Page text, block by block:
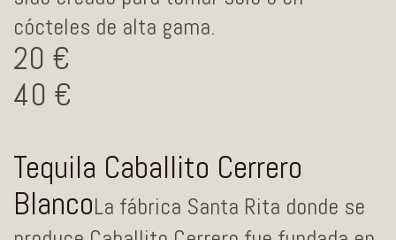
cócteles de alta gama.
20
40
Tequila Caballito Cerrero
BlancoLa fábrica Santa Rita donde se